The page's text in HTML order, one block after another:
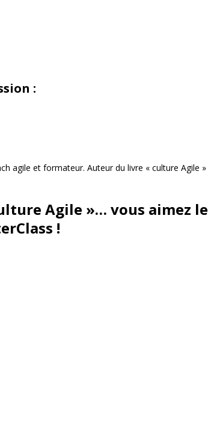
:
agile et formateur. Auteur du livre « culture Agile »
Agile »… vous aimez le
!